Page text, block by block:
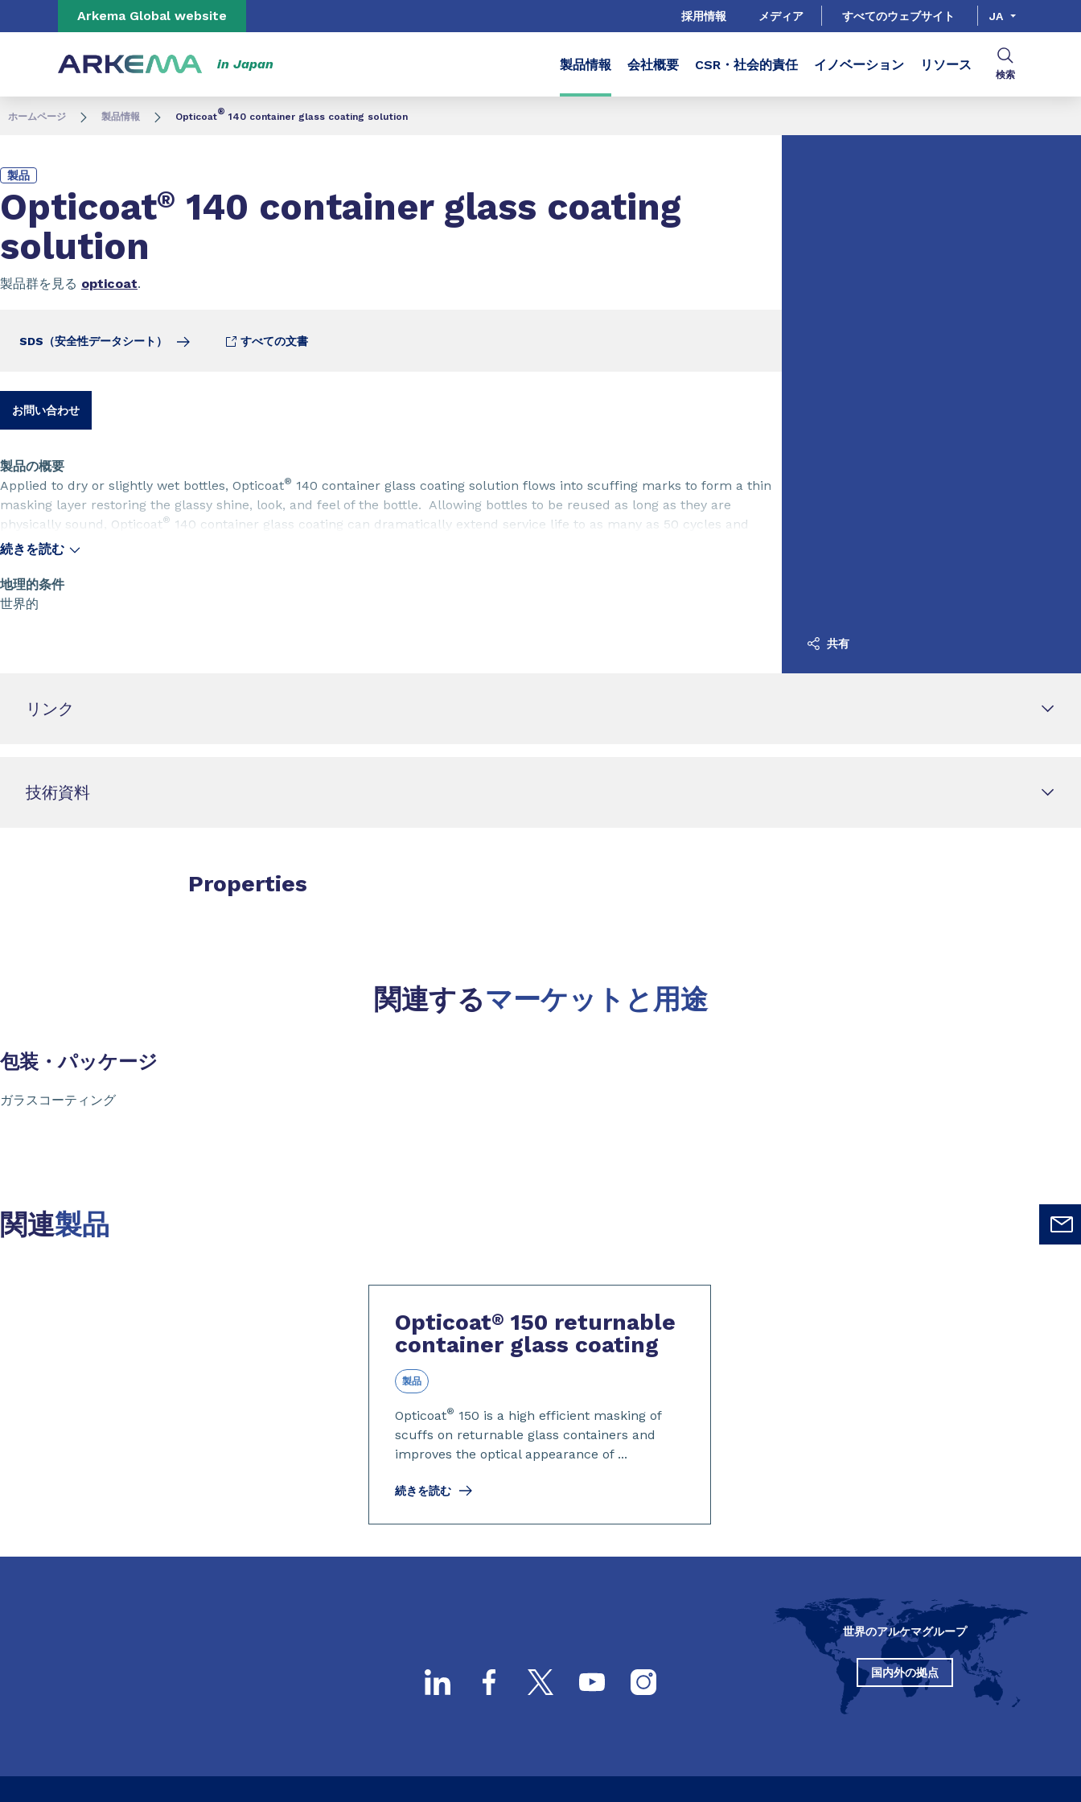
Go to content Go to navigation
Arkema Global website 採用情報 メディア すべてのウェブサイト JA
in Japan 製品情報 会社概要 CSR・社会的責任 イノベーション リソース
検索
ホームページ 製品情報 Opticoat® 140 container glass coating solution
製品
Opticoat® 140 container glass coating
solution
製品群を見る opticoat.
SDS（安全性データシート） すべての文書
お問い合わせ
製品の概要
Applied to dry or slightly wet bottles, Opticoat® 140 container glass coating solution flows into scuffing marks to form a thin
masking layer restoring the glassy shine, look, and feel of the bottle. Allowing bottles to be reused as long as they are
physically sound, Opticoat® 140 container glass coating can dramatically extend service life to as many as 50 cycles and
beyond. Opticoat
続きを読む
地理的条件
世界的
共有
リンク
技術資料
Properties
関連するマーケットと用途
包装・パッケージ
ガラスコーティング
関連製品
​​​​​​​Opticoat® 150 returnable
container glass coating
製品
Opticoat® 150 is a high efficient masking of
scuffs on returnable glass containers and
improves the optical appearance of ...
続きを読む
世界のアルケマグループ
国内外の拠点